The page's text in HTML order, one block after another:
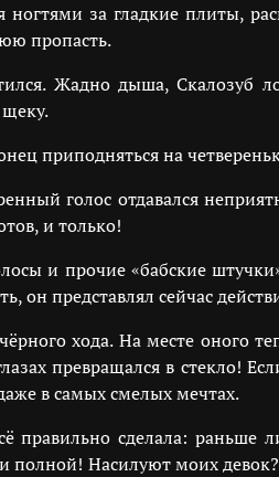
ногтями за гладкие плиты,
пропасть.
Жадно дыша, Скалозуб
приподняться на
голос отдавался
и только!
и прочие «бабские
он представлял сейчас
хода. На месте оного
превращался в стекло!
в самых смелых мечтах.
правильно сделала:
Насилуют моих